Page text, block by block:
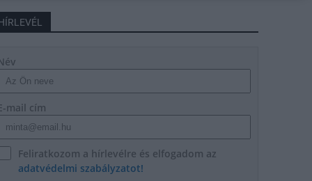
mail cím
Feliratkozom a hírlevélre és elfogadom az
adatvédelmi szabályzatot!